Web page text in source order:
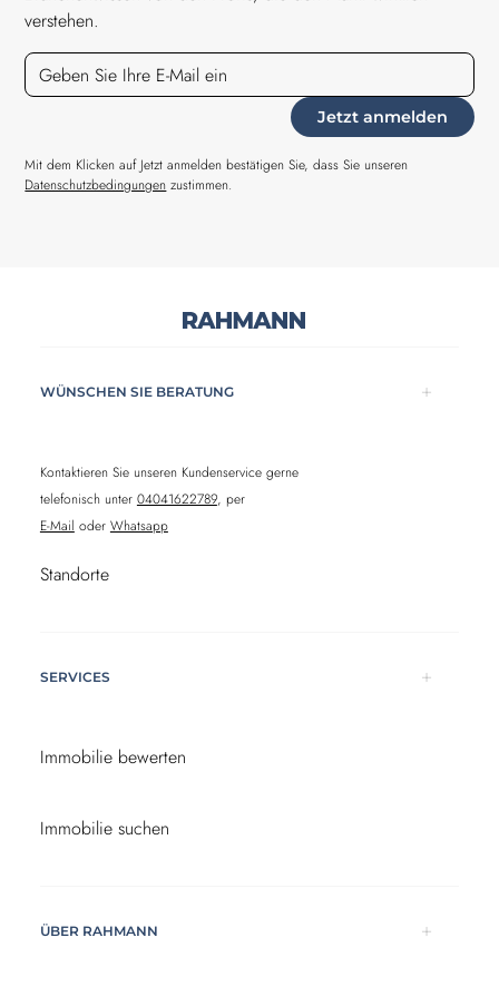
verstehen.
Mit dem Klicken auf Jetzt anmelden bestätigen Sie, dass Sie unseren
Datenschutzbedingungen zustimmen.
WÜNSCHEN SIE BERATUNG
Kontaktieren Sie unseren Kundenservice gerne
telefonisch unter 04041622789, per
E-Mail oder Whatsapp
Standorte
SERVICES
Immobilie bewerten
Immobilie suchen
ÜBER RAHMANN